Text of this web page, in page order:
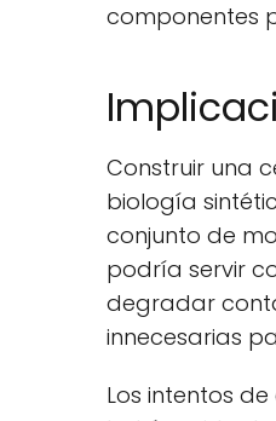
componentes
Construir una
biología
conjunto de
podría servir
degradar
innecesarias
Los intentos